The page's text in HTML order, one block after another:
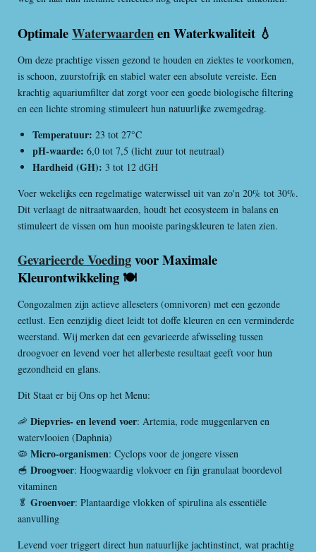
OptimaleWaterwaardenen Waterkwaliteit 💧
Om deze prachtige vissen gezond te houden en ziektes te voorkomen,
is schoon, zuurstofrijk en stabiel water een absolute vereiste. Een
krachtig aquariumfilter dat zorgt voor een goede biologische filtering
en een lichte stroming stimuleert hun natuurlijke zwemgedrag.
Temperatuur: 23 tot 27°C
pH-waarde: 6,0 tot 7,5 (licht zuur tot neutraal)
Hardheid (GH): 3 tot 12 dGH
Voer wekelijks een regelmatige waterwissel uit van zo'n 20% tot 30%.
Dit verlaagt de nitraatwaarden, houdt het ecosysteem in balans en
stimuleert de vissen om hun mooiste paringskleuren te laten zien.
Gevarieerde Voedingvoor Maximale
Kleurontwikkeling 🍽️
Congozalmen zijn actieve alleseters (omnivoren) met een gezonde
eetlust. Een eenzijdig dieet leidt tot doffe kleuren en een verminderde
weerstand. Wij merken dat een gevarieerde afwisseling tussen
droogvoer en levend voer het allerbeste resultaat geeft voor hun
gezondheid en glans.
Dit Staat er bij Ons op het Menu:
🦐 Diepvries- en levend voer: Artemia, rode muggenlarven en
watervlooien (Daphnia)
🦠 Micro-organismen: Cyclops voor de jongere vissen
🥣 Droogvoer: Hoogwaardig vlokvoer en fijn granulaat boordevol
vitaminen
🥬 Groenvoer: Plantaardige vlokken of spirulina als essentiële
aanvulling
Levend voer triggert direct hun natuurlijke jachtinstinct, wat prachtig